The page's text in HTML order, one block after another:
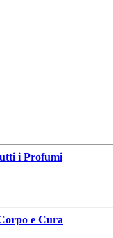
i Profumi
e Cura